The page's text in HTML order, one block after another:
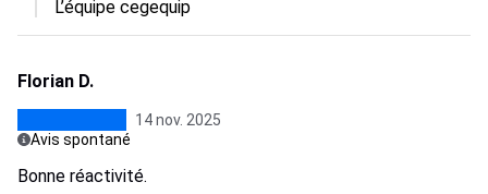
L’équipe cegequip
Florian D.
14 nov. 2025
Avis spontané
Bonne réactivité.